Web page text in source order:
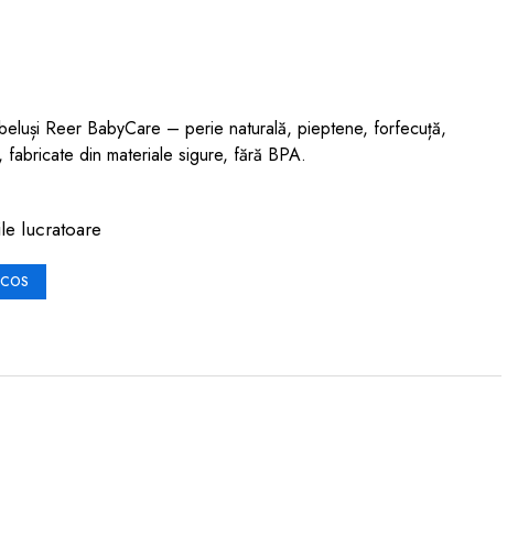
Reer BabyCare – perie naturală, pieptene, forfecuță,
din materiale sigure, fără BPA.
lucratoare